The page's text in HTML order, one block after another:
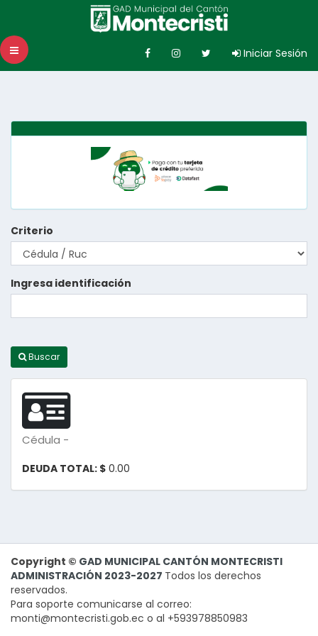
Toggle
navigation
Iniciar Sesión
Criterio
Ingresa identificación
Buscar
Cédula -
DEUDA TOTAL: $ 0.00
Copyright © GAD MUNICIPAL CANTÓN MONTECRISTI
ADMINISTRACIÓN 2023-2027 Todos los derechos
reservados.
Para soporte comunicarse al correo:
monti@montecristi.gob.ec o al +593978850983